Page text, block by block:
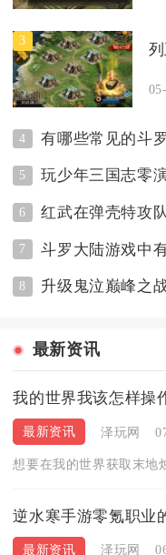
3
4 有哪些常见的斗
5 玩少年三国志零
6 红武在弹壳特攻
7 斗罗大陆游戏中
8
最新资讯
我的世界我该怎样操
最新资讯 泽玩网
逆水寒手游零氪职业
最新资讯 泽玩网